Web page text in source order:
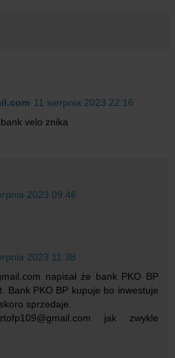
11 sierpnia 2023 22:16
velo znika
2023 09:46
2023 11:38
napisał że bank PKO BP
Bank PKO BP kupuje bo inwestuje
sprzedaje.
jak zwykle